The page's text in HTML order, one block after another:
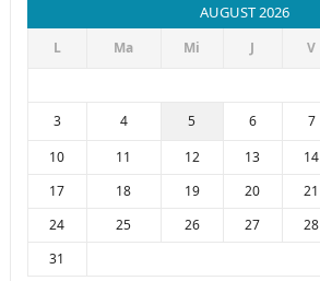
AUGUST 2026
L Ma Mi J V
3
4 5 6 7
10
11 12 13 14
17
18 19 20 21
24
25 26 27 28
31